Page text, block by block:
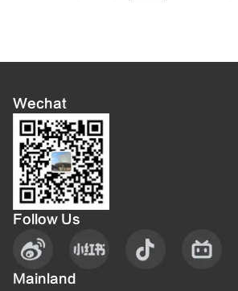
Wechat
Follow Us
Mainland